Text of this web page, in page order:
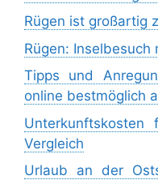
Rügen ist großartig
Rügen: Inselbesuch
Tipps und
online bestmöglich
Vergleich
Urlaub an der